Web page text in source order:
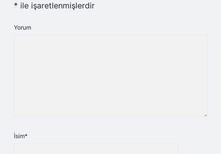
* ile işaretlenmişlerdir
Yorum
İsim*